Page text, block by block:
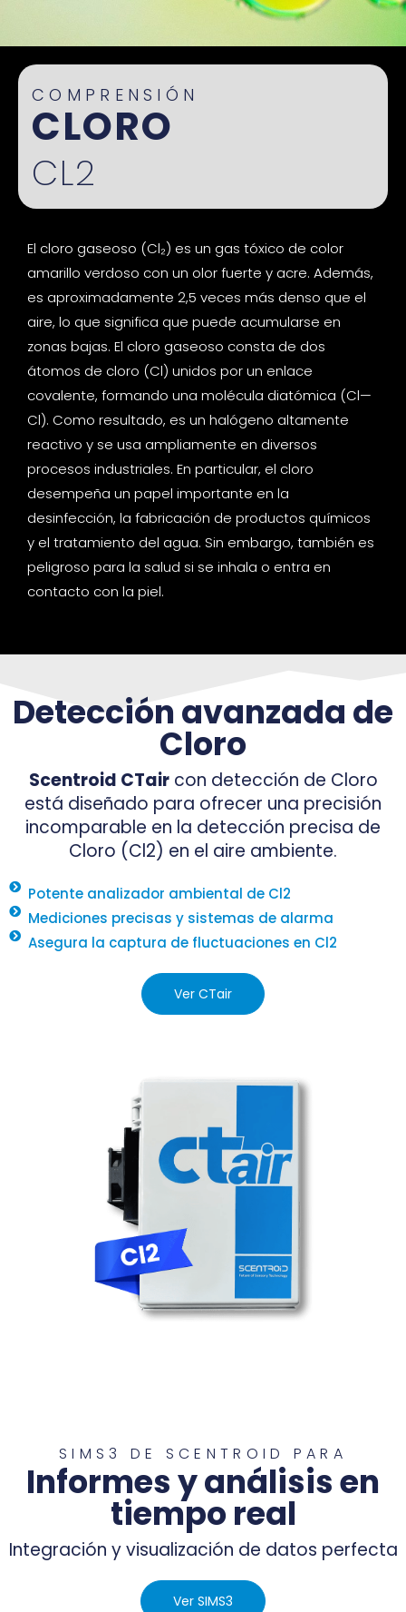
COMPRENSIÓN
CLORO
CL2
El cloro gaseoso (Cl₂) es un gas tóxico de color
amarillo verdoso con un olor fuerte y acre. Además,
es aproximadamente 2,5 veces más denso que el
aire, lo que significa que puede acumularse en
zonas bajas. El cloro gaseoso consta de dos
átomos de cloro (Cl) unidos por un enlace
covalente, formando una molécula diatómica (Cl—
Cl). Como resultado, es un halógeno altamente
reactivo y se usa ampliamente en diversos
procesos industriales. En particular, el cloro
desempeña un papel importante en la
desinfección, la fabricación de productos químicos
y el tratamiento del agua. Sin embargo, también es
peligroso para la salud si se inhala o entra en
contacto con la piel.
Detección avanzada de
Cloro
Scentroid CTaircon detección de Cloro
está diseñado para ofrecer una precisión
incomparable en la detección precisa de
Cloro (Cl2) en el aire ambiente.
Potente analizador ambiental de Cl2
Mediciones precisas y sistemas de alarma
Asegura la captura de fluctuaciones en Cl2
Ver CTair
SIMS3 DE SCENTROID PARA
Informes y análisis en
tiempo real
Integración y visualización de datos perfecta
Ver SIMS3